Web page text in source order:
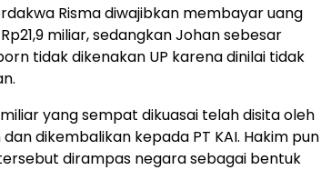
Risma diwajibkan membayar uang
miliar, sedangkan Johan sebesar
tidak dikenakan UP karena dinilai tidak
yang sempat dikuasai telah disita oleh
dikembalikan kepada PT KAI. Hakim pun
dirampas negara sebagai bentuk